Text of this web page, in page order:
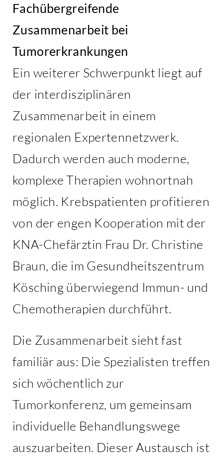
Fachübergreifende
Zusammenarbeit bei
Tumorerkrankungen
Ein weiterer Schwerpunkt liegt auf
der interdisziplinären
Zusammenarbeit in einem
regionalen Expertennetzwerk.
Dadurch werden auch moderne,
komplexe Therapien wohnortnah
möglich. Krebspatienten profitieren
von der engen Kooperation mit der
KNA-Chefärztin Frau Dr. Christine
Braun, die im Gesundheitszentrum
Kösching überwiegend Immun- und
Chemotherapien durchführt.
Die Zusammenarbeit sieht fast
familiär aus: Die Spezialisten treffen
sich wöchentlich zur
Tumorkonferenz, um gemeinsam
individuelle Behandlungswege
auszuarbeiten. Dieser Austausch ist